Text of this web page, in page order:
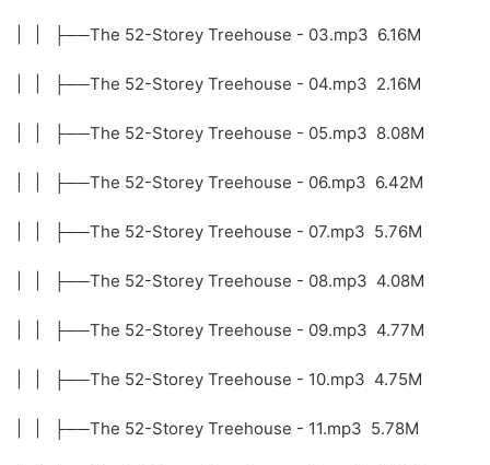
| | ├──The 52-Storey Treehouse - 03.mp3 6.16M
| | ├──The 52-Storey Treehouse - 04.mp3 2.16M
| | ├──The 52-Storey Treehouse - 05.mp3 8.08M
| | ├──The 52-Storey Treehouse - 06.mp3 6.42M
| | ├──The 52-Storey Treehouse - 07.mp3 5.76M
| | ├──The 52-Storey Treehouse - 08.mp3 4.08M
| | ├──The 52-Storey Treehouse - 09.mp3 4.77M
| | ├──The 52-Storey Treehouse - 10.mp3 4.75M
| | ├──The 52-Storey Treehouse - 11.mp3 5.78M